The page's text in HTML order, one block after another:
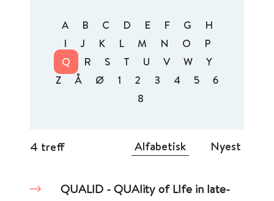
A B C D E F G
H
I
J K L M N O
P
Q
R S T U V W
Y
Z
Å Ø 1 2 3 4 5
6
8
4 treff Alfabetisk Nyest
QUALID - QUAlity of LIfe in late-